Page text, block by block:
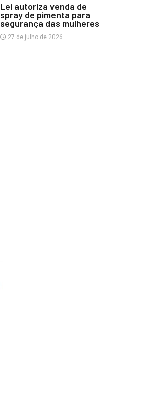
Lei autoriza venda de
spray de pimenta para
segurança das mulheres
27 de julho de 2026